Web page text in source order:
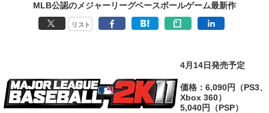
MLB公認のメジャーリーグベースボールゲーム最新作
リスト
4月14日発売予定
価格：6,090円（PS3、
Xbox 360）
5,040円（PSP）